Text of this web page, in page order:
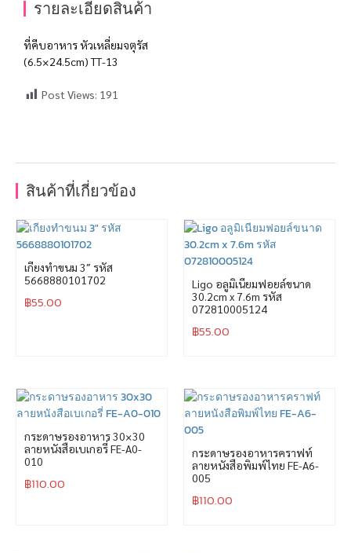
รายละเอียดสินค้า
ที่คีบอาหาร หัวเหลี่ยมจตุรัส
(6.5×24.5cm) TT-13
Post Views: 191
สินค้าที่เกี่ยวข้อง
เกียงทำขนม 3″ รหัส
5668880101702
฿55.00
Ligo อลูมิเนียมฟอยล์ขนาด
30.2cm x 7.6m รหัส
072810005124
฿55.00
กระดาษรองอาหาร 30×30
ลายหนังสือเบเกอรี่ FE-A0-
010
฿110.00
กระดาษรองอาหารคราฟท์
ลายหนังสือพิมพ์ไทย FE-A6-
005
฿110.00